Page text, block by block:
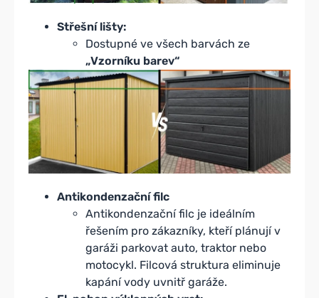
Střešní lišty:
Dostupné ve všech barvách ze
„Vzorníku barev“
Antikondenzační filc
Antikondenzační filc je ideálním
řešením pro zákazníky, kteří plánují v
garáži parkovat auto, traktor nebo
motocykl. Filcová struktura eliminuje
kapání vody uvnitř garáže.